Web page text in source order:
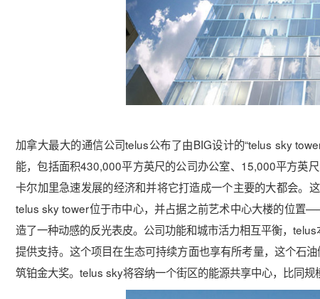
加拿大最大的通信公司telus公布了由BIG设计的“telus sky
能，包括面积430,000平方英尺的公司办公室、15,000平方英
卡尔加里急速发展的经济和并将它打造成一个主要的大都会。
telus sky tower位于市中心，并占据之前艺术中心大楼的位置
造了一种动感的反光表皮。公司功能和城市活力相互平衡，
提供支持。这个项目在生态可持续方面也享有所考量，这个石
筑铂金大奖。telus sky将容纳一个街区的能源共享中心，比同规